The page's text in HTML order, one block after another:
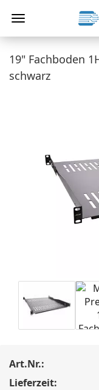
19" Fachboden
schwarz
Art.Nr.:
Lieferzeit: